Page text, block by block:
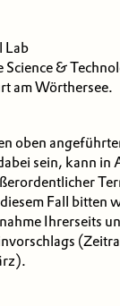
Lab
Science &
am Wörthersee.
oben
sein, kann in
Fall bitten
Ihrerseits